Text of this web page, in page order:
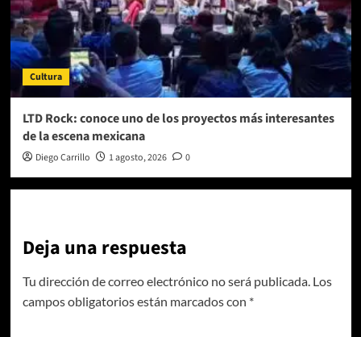
Cultura
LTD Rock: conoce uno de los proyectos más interesantes
de la escena mexicana
Diego Carrillo 1 agosto, 2026 0
Deja una respuesta
Tu dirección de correo electrónico no será publicada. Los
campos obligatorios están marcados con *